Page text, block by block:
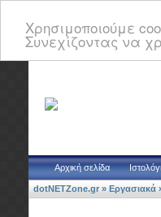
Χρησιμοποιούμε
Συνεχίζοντας να
Αρχική σελίδα
dotNETZone.gr » Εργασιακά